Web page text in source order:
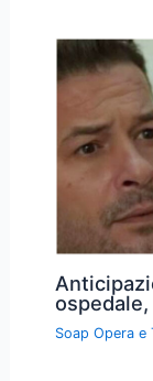
Soap Opera e